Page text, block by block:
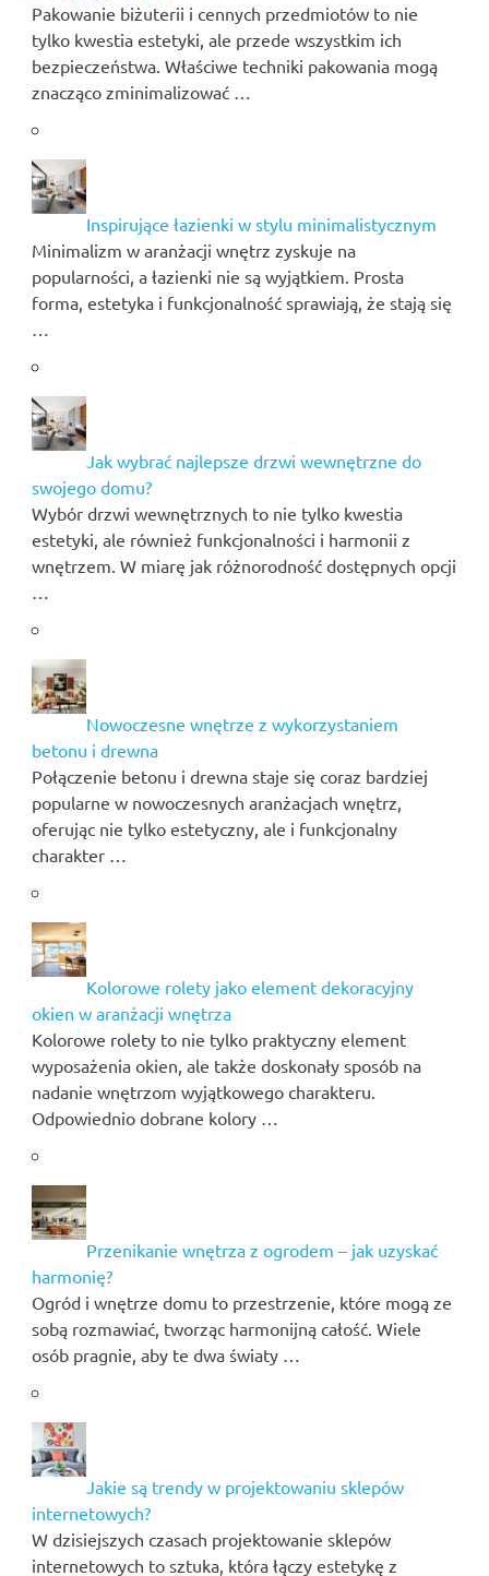
Pakowanie biżuterii i cennych przedmiotów to nie
tylko kwestia estetyki, ale przede wszystkim ich
bezpieczeństwa. Właściwe techniki pakowania mogą
znacząco zminimalizować …
Inspirujące łazienki w stylu minimalistycznym
Minimalizm w aranżacji wnętrz zyskuje na
popularności, a łazienki nie są wyjątkiem. Prosta
forma, estetyka i funkcjonalność sprawiają, że stają się
Jak wybrać najlepsze drzwi wewnętrzne do
swojego domu?
Wybór drzwi wewnętrznych to nie tylko kwestia
estetyki, ale również funkcjonalności i harmonii z
wnętrzem. W miarę jak różnorodność dostępnych opcji
Nowoczesne wnętrze z wykorzystaniem
betonu i drewna
Połączenie betonu i drewna staje się coraz bardziej
popularne w nowoczesnych aranżacjach wnętrz,
oferując nie tylko estetyczny, ale i funkcjonalny
charakter …
Kolorowe rolety jako element dekoracyjny
okien w aranżacji wnętrza
Kolorowe rolety to nie tylko praktyczny element
wyposażenia okien, ale także doskonały sposób na
nadanie wnętrzom wyjątkowego charakteru.
Odpowiednio dobrane kolory …
Przenikanie wnętrza z ogrodem – jak uzyskać
harmonię?
Ogród i wnętrze domu to przestrzenie, które mogą ze
sobą rozmawiać, tworząc harmonijną całość. Wiele
osób pragnie, aby te dwa światy …
Jakie są trendy w projektowaniu sklepów
internetowych?
W dzisiejszych czasach projektowanie sklepów
internetowych to sztuka, która łączy estetykę z